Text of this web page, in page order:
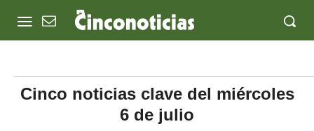
Cinco noticias clave del miércoles
6 de julio